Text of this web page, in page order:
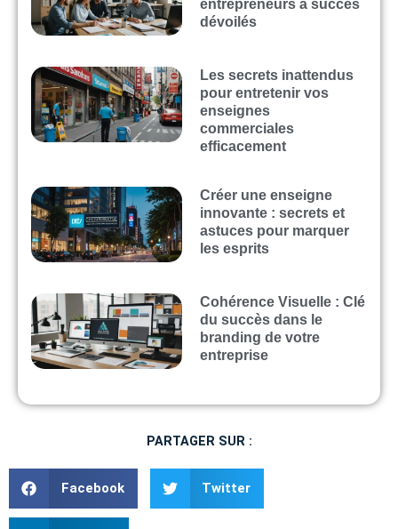
entrepreneurs à succès
dévoilés
Les secrets inattendus
pour entretenir vos
enseignes
commerciales
efficacement
Créer une enseigne
innovante : secrets et
astuces pour marquer
les esprits
Cohérence Visuelle : Clé
du succès dans le
branding de votre
entreprise
PARTAGER SUR :
Facebook Twitter